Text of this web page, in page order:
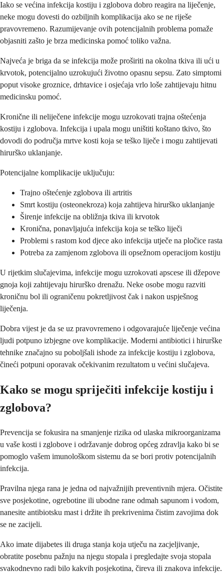
Iako se većina infekcija kostiju i zglobova dobro reagira na liječenje,
neke mogu dovesti do ozbiljnih komplikacija ako se ne riješe
pravovremeno. Razumijevanje ovih potencijalnih problema pomaže
objasniti zašto je brza medicinska pomoć toliko važna.
Najveća je briga da se infekcija može proširiti na okolna tkiva ili ući u
krvotok, potencijalno uzrokujući životno opasnu sepsu. Zato simptomi
poput visoke groznice, drhtavice i osjećaja vrlo loše zahtijevaju hitnu
medicinsku pomoć.
Kronične ili neliječene infekcije mogu uzrokovati trajna oštećenja
kostiju i zglobova. Infekcija i upala mogu uništiti koštano tkivo, što
dovodi do područja mrtve kosti koja se teško liječe i mogu zahtijevati
hirurško uklanjanje.
Potencijalne komplikacije uključuju:
Trajno oštećenje zglobova ili artritis
Smrt kostiju (osteonekroza) koja zahtijeva hirurško uklanjanje
Širenje infekcije na obližnja tkiva ili krvotok
Kronična, ponavljajuća infekcija koja se teško liječi
Problemi s rastom kod djece ako infekcija utječe na pločice rasta
Potreba za zamjenom zglobova ili opsežnom operacijom kostiju
U rijetkim slučajevima, infekcije mogu uzrokovati apscese ili džepove
gnoja koji zahtijevaju hirurško drenažu. Neke osobe mogu razviti
kroničnu bol ili ograničenu pokretljivost čak i nakon uspješnog
liječenja.
Dobra vijest je da se uz pravovremeno i odgovarajuće liječenje većina
ljudi potpuno izbjegne ove komplikacije. Moderni antibiotici i hirurške
tehnike značajno su poboljšali ishode za infekcije kostiju i zglobova,
čineći potpuni oporavak očekivanim rezultatom u većini slučajeva.
Kako se mogu spriječiti infekcije kostiju i
zglobova?
Prevencija se fokusira na smanjenje rizika od ulaska mikroorganizama
u vaše kosti i zglobove i održavanje dobrog općeg zdravlja kako bi se
pomoglo vašem imunološkom sistemu da se bori protiv potencijalnih
infekcija.
Pravilna njega rana je jedna od najvažnijih preventivnih mjera. Očistite
sve posjekotine, ogrebotine ili ubodne rane odmah sapunom i vodom,
nanesite antibiotsku mast i držite ih prekrivenima čistim zavojima dok
se ne zacijeli.
Ako imate dijabetes ili druga stanja koja utječu na zacjeljivanje,
obratite posebnu pažnju na njegu stopala i pregledajte svoja stopala
svakodnevno radi bilo kakvih posjekotina, čireva ili znakova infekcije.